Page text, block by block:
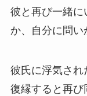
彼と再び一緒
か、自分に問い
彼氏に浮気され
復縁すると再び